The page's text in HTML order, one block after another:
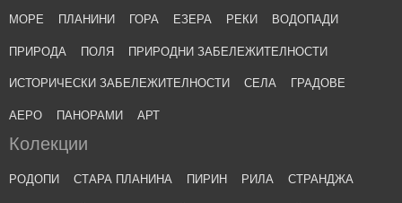
МОРЕ ПЛАНИНИ ГОРА ЕЗЕРА РЕКИ ВОДОПАДИ
ПРИРОДА ПОЛЯ ПРИРОДНИ ЗАБЕЛЕЖИТЕЛНОСТИ
ИСТОРИЧЕСКИ ЗАБЕЛЕЖИТЕЛНОСТИ СЕЛА ГРАДОВЕ
АЕРО ПАНОРАМИ АРТ
Колекции
РОДОПИ СТАРА ПЛАНИНА ПИРИН РИЛА СТРАНДЖА